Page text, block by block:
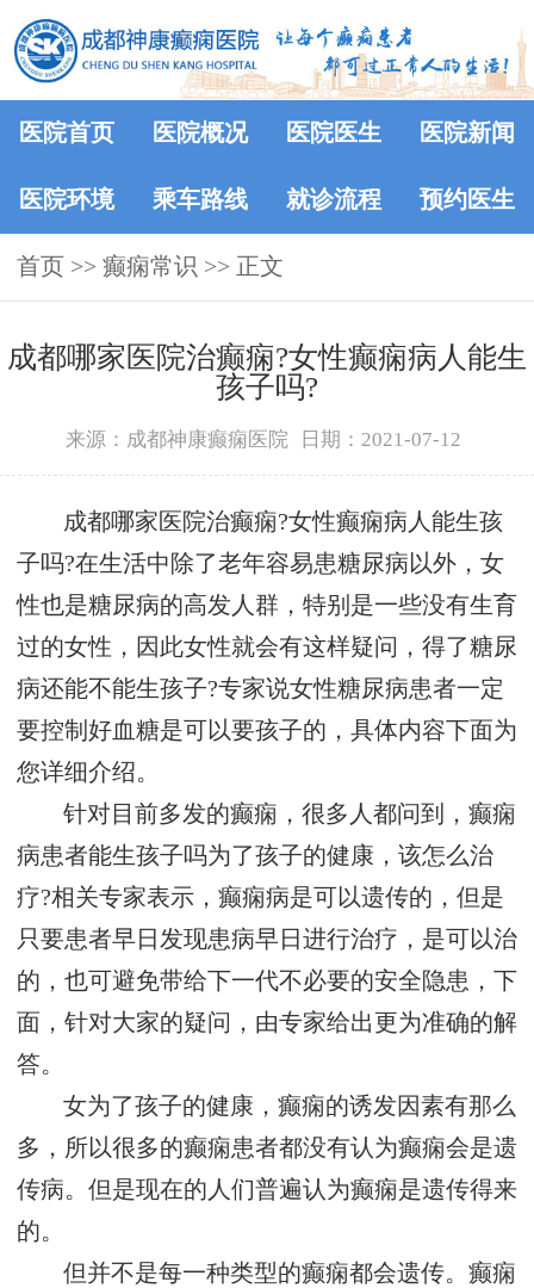
医院首页 医院概况 医院医生 医院新闻
医院环境 乘车路线 就诊流程 预约医生
首页 >> 癫痫常识 >> 正文
成都哪家医院治癫痫?女性癫痫病人能生
孩子吗?
来源：成都神康癫痫医院 日期：2021-07-12
成都哪家医院治癫痫?女性癫痫病人能生孩
子吗?在生活中除了老年容易患糖尿病以外，女
性也是糖尿病的高发人群，特别是一些没有生育
过的女性，因此女性就会有这样疑问，得了糖尿
病还能不能生孩子?专家说女性糖尿病患者一定
要控制好血糖是可以要孩子的，具体内容下面为
您详细介绍。
针对目前多发的癫痫，很多人都问到，癫痫
病患者能生孩子吗为了孩子的健康，该怎么治
疗?相关专家表示，癫痫病是可以遗传的，但是
只要患者早日发现患病早日进行治疗，是可以治
的，也可避免带给下一代不必要的安全隐患，下
面，针对大家的疑问，由专家给出更为准确的解
答。
女为了孩子的健康，癫痫的诱发因素有那么
多，所以很多的癫痫患者都没有认为癫痫会是遗
传病。但是现在的人们普遍认为癫痫是遗传得来
的。
但并不是每一种类型的癫痫都会遗传。癫痫